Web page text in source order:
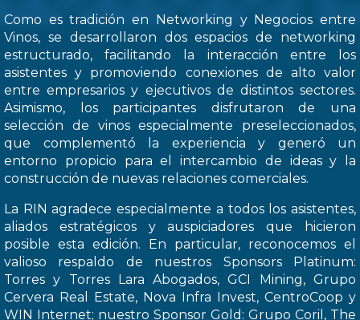
Como es tradición en Networking y Negocios entre
Vinos, se desarrollaron dos espacios de networking
estructurado, facilitando la interacción entre los
asistentes y promoviendo conexiones de alto valor
entre empresarios y ejecutivos de distintos sectores.
Asimismo, los participantes disfrutaron de una
selección de vinos especialmente preseleccionados,
que complementó la experiencia y generó un
entorno propicio para el intercambio de ideas y la
construcción de nuevas relaciones comerciales.
La RIN agradece especialmente a todos los asistentes,
aliados estratégicos y auspiciadores que hicieron
posible esta edición. En particular, reconocemos el
valioso respaldo de nuestros Sponsors Platinum:
Torres y Torres Lara Abogados, GCI Mining, Grupo
Cervera Real Estate, Nova Infra Invest, CentroCoop y
WIN Internet; nuestro Sponsor Gold: Grupo Coril, The